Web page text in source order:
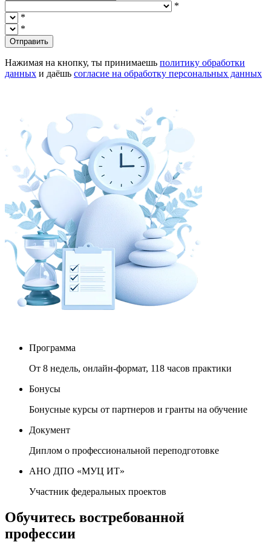
*
*
*
Отправить
Нажимая на кнопку, ты принимаешь политику обработки
данных и даёшь согласие на обработку персональных данных
Программа
От 8 недель, онлайн-формат, 118 часов практики
Бонусы
Бонусные курсы от партнеров и гранты на обучение
Документ
Диплом о профессиональной переподготовке
АНО ДПО «МУЦ ИТ»
Участник федеральных проектов
Обучитесь востребованной
профессии